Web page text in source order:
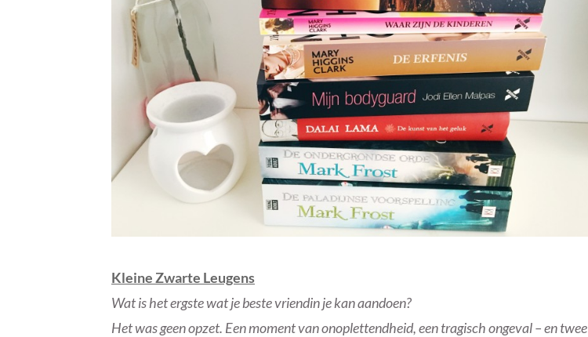
Kleine Zwarte Leugens
Wat is het ergste wat je beste vriendin je kan aandoen?
Het was geen opzet. Een moment van onoplettendheid, een tragisch ongeval – en twee